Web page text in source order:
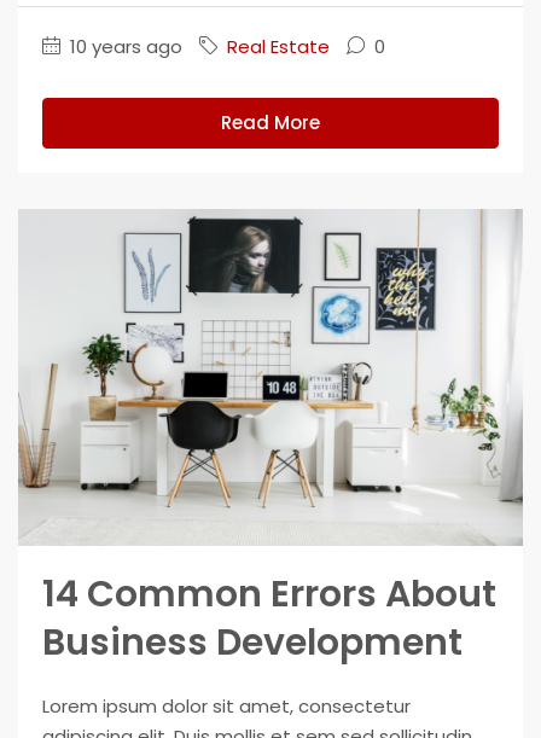
10 years ago Real Estate 0
Read More
14 Common Errors About
Business Development
Lorem ipsum dolor sit amet, consectetur